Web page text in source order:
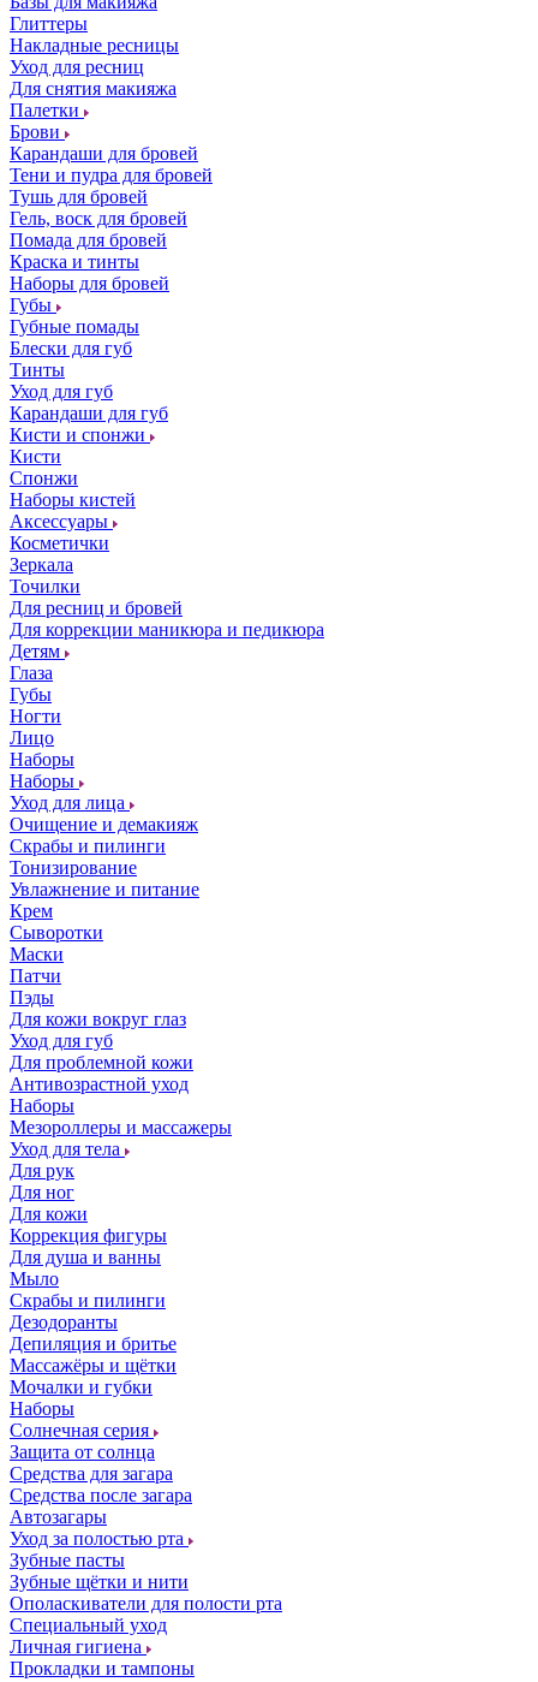
Глиттеры
Накладные ресницы
Уход для ресниц
Для снятия макияжа
Палетки
Брови
Карандаши для бровей
Тени и пудра для бровей
Тушь для бровей
Гель, воск для бровей
Помада для бровей
Краска и тинты
Наборы для бровей
Губы
Губные помады
Блески для губ
Тинты
Уход для губ
Карандаши для губ
Кисти и спонжи
Кисти
Спонжи
Наборы кистей
Аксессуары
Косметички
Зеркала
Точилки
Для ресниц и бровей
Для коррекции маникюра и педикюра
Детям
Глаза
Губы
Ногти
Лицо
Наборы
Наборы
Уход для лица
Очищение и демакияж
Скрабы и пилинги
Тонизирование
Увлажнение и питание
Крем
Сыворотки
Маски
Патчи
Пэды
Для кожи вокруг глаз
Уход для губ
Для проблемной кожи
Антивозрастной уход
Наборы
Мезороллеры и массажеры
Уход для тела
Для рук
Для ног
Для кожи
Коррекция фигуры
Для душа и ванны
Мыло
Скрабы и пилинги
Дезодоранты
Депиляция и бритье
Массажёры и щётки
Мочалки и губки
Наборы
Солнечная серия
Защита от солнца
Средства для загара
Средства после загара
Автозагары
Уход за полостью рта
Зубные пасты
Зубные щётки и нити
Ополаскиватели для полости рта
Специальный уход
Личная гигиена
Прокладки и тампоны